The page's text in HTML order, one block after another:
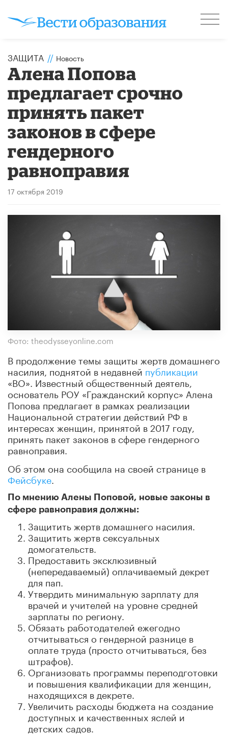
ЗАЩИТА // Новость
Алена Попова
предлагает срочно
принять пакет
законов в сфере
гендерного
равноправия
17 октября 2019
Фото: theodysseyonline.com
В продолжение темы защиты жертв домашнего
насилия, поднятой в недавней публикации
«ВО». Известный общественный деятель,
основатель РОУ «Гражданский корпус» Алена
Попова предлагает в рамках реализации
Национальной стратегии действий РФ в
интересах женщин, принятой в 2017 году,
принять пакет законов в сфере гендерного
равноправия.
Об этом она сообщила на своей странице в
Фейсбуке
По мнению Алены Поповой, новые законы в
сфере равноправия должны:
Защитить жертв домашнего насилия.
Защитить жертв сексуальных
домогательств.
Предоставить эксклюзивный
(непередаваемый) оплачиваемый декрет
для пап.
Утвердить минимальную зарплату для
врачей и учителей на уровне средней
зарплаты по региону.
Обязать работодателей ежегодно
отчитываться о гендерной разнице в
оплате труда (просто отчитываться, без
штрафов).
Организовать программы переподготовки
и повышения квалификации для женщин,
находящихся в декрете.
Увеличить расходы бюджета на создание
доступных и качественных яслей и
детских садов.